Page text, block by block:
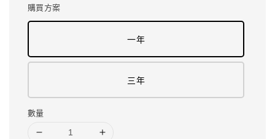
購買方案
一年
三年
數量